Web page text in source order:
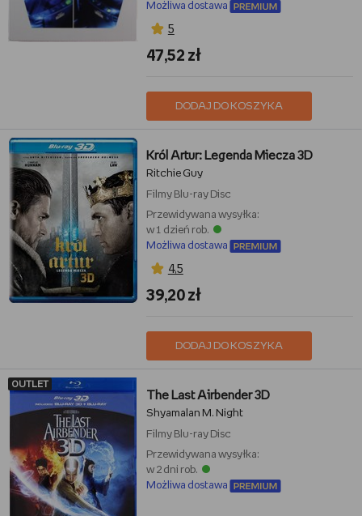
Możliwa dostawa
5
47,52 zł
DODAJ DO KOSZYKA
Król Artur: Legenda Miecza 3D
Ritchie Guy
Filmy Blu-ray Disc
Przewidywana wysyłka:
w 1 dzień rob.
Możliwa dostawa
4,5
39,20 zł
DODAJ DO KOSZYKA
OUTLET
The Last Airbender 3D
Shyamalan M. Night
Filmy Blu-ray Disc
Przewidywana wysyłka:
w 2 dni rob.
Możliwa dostawa